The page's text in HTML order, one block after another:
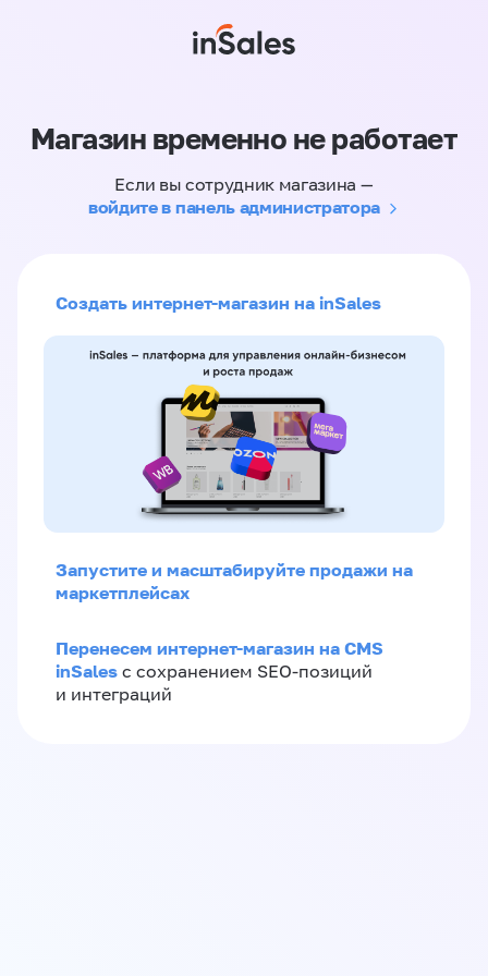
Магазин временно не работает
Если вы сотрудник магазина —
войдите в панель администратора
Создать интернет-магазин на inSales
Запустите и масштабируйте продажи на
маркетплейсах
Перенесем интернет-магазин на CMS
inSales с сохранением SEO-позиций
и интеграций